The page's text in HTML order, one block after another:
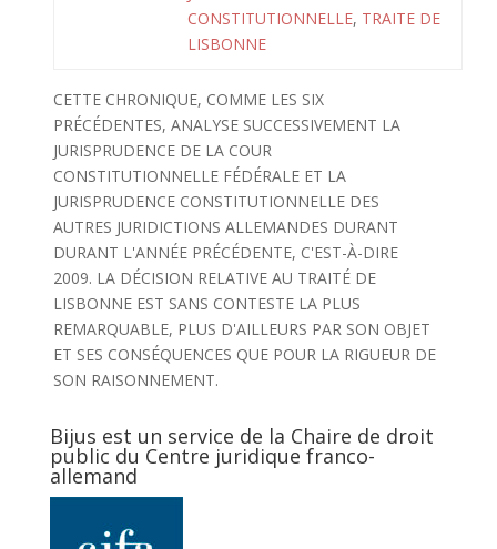
CONSTITUTIONNELLE, TRAITE DE
LISBONNE
CETTE CHRONIQUE, COMME LES SIX
PRÉCÉDENTES, ANALYSE SUCCESSIVEMENT LA
JURISPRUDENCE DE LA COUR
CONSTITUTIONNELLE FÉDÉRALE ET LA
JURISPRUDENCE CONSTITUTIONNELLE DES
AUTRES JURIDICTIONS ALLEMANDES DURANT
DURANT L'ANNÉE PRÉCÉDENTE, C'EST-À-DIRE
2009. LA DÉCISION RELATIVE AU TRAITÉ DE
LISBONNE EST SANS CONTESTE LA PLUS
REMARQUABLE, PLUS D'AILLEURS PAR SON OBJET
ET SES CONSÉQUENCES QUE POUR LA RIGUEUR DE
SON RAISONNEMENT.
Bijus est un service de la Chaire de droit
public du Centre juridique franco-
allemand